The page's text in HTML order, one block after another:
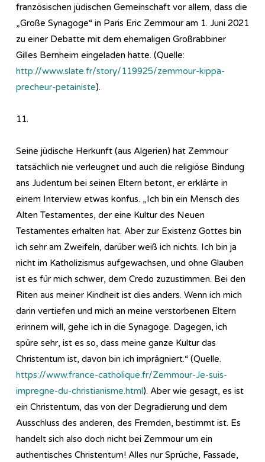
französischen jüdischen Gemeinschaft vor allem, dass die
„Große Synagoge“ in Paris Eric Zemmour am 1. Juni 2021
zu einer Debatte mit dem ehemaligen Großrabbiner
Gilles Bernheim eingeladen hatte. (Quelle:
http://www.slate.fr/story/119925/zemmour-kippa-
precheur-petainiste).
11.
Seine jüdische Herkunft (aus Algerien) hat Zemmour
tatsächlich nie verleugnet und auch die religiöse Bindung
ans Judentum bei seinen Eltern betont, er erklärte in
einem Interview etwas konfus. „Ich bin ein Mensch des
Alten Testamentes, der eine Kultur des Neuen
Testamentes erhalten hat. Aber zur Existenz Gottes bin
ich sehr am Zweifeln, darüber weiß ich nichts. Ich bin ja
nicht im Katholizismus aufgewachsen, und ohne Glauben
ist es für mich schwer, dem Credo zuzustimmen. Bei den
Riten aus meiner Kindheit ist dies anders. Wenn ich mich
darin vertiefen und mich an meine verstorbenen Eltern
erinnern will, gehe ich in die Synagoge. Dagegen, ich
spüre sehr, ist es so, dass meine ganze Kultur das
Christentum ist, davon bin ich imprägniert.“ (Quelle.
https://www.france-catholique.fr/Zemmour-Je-suis-
impregne-du-christianisme.html). Aber wie gesagt, es ist
ein Christentum, das von der Degradierung und dem
Ausschluss des anderen, des Fremden, bestimmt ist. Es
handelt sich also doch nicht bei Zemmour um ein
authentisches Christentum! Alles nur Sprüche, Fassade,